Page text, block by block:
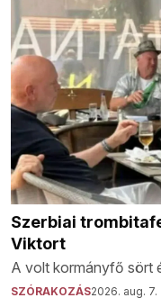
Szerbiai
Viktort
A volt kormányfő sört
SZÓRAKOZÁS2026. aug. 7.